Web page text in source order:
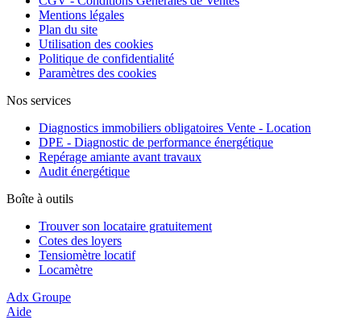
Mentions légales
Plan du site
Utilisation des cookies
Politique de confidentialité
Paramètres des cookies
Nos services
Diagnostics immobiliers obligatoires Vente - Location
DPE - Diagnostic de performance énergétique
Repérage amiante avant travaux
Audit énergétique
Boîte à outils
Trouver son locataire gratuitement
Cotes des loyers
Tensiomètre locatif
Locamètre
Adx Groupe
Aide